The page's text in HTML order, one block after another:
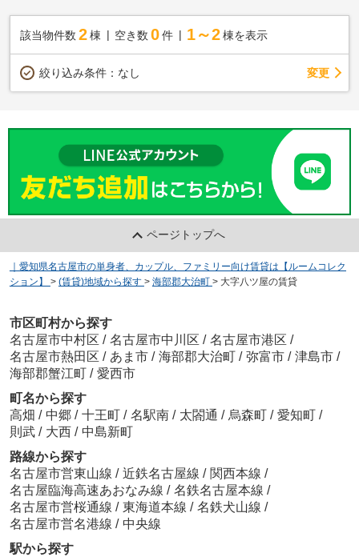
該当物件数 2棟 空き数 0 件 1～2 棟を表示
絞り込み条件： なし 変更
ページトップへ
｜愛知県名古屋市の単身者、カップル、ファミリー向け賃貸は【ルームコレク
ション】
> (賃貸)地域から探す > 海部郡大治町 > 大字八ツ屋の賃貸
市区町村から探す
名古屋市中村区 / 名古屋市中川区 / 名古屋市港区 /
名古屋市熱田区 / あま市 / 海部郡大治町 / 弥富市 / 津島市 /
海部郡蟹江町 / 愛西市
町名から探す
高畑 / 中郷 / 十王町 / 名駅南 / 太閤通 / 烏森町 / 愛知町 /
則武 / 大西 / 中島新町
路線から探す
名古屋市営東山線 / 近鉄名古屋線 / 関西本線 /
名古屋臨海高速あおなみ線 / 名鉄名古屋本線 /
名古屋市営桜通線 / 東海道本線 / 名鉄犬山線 /
名古屋市営名港線 / 中央線
駅から探す